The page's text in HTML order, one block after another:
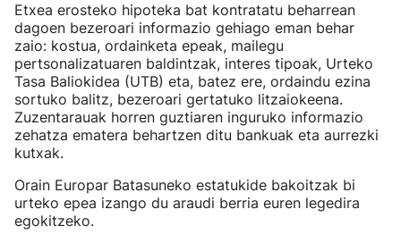
Etxea erosteko hipoteka bat kontratatu beharrean
dagoen bezeroari informazio gehiago eman behar
zaio: kostua, ordainketa epeak, mailegu
pertsonalizatuaren baldintzak, interes tipoak, Urteko
Tasa Baliokidea (UTB) eta, batez ere, ordaindu ezina
sortuko balitz, bezeroari gertatuko litzaiokeena.
Zuzentarauak horren guztiaren inguruko informazio
zehatza ematera behartzen ditu bankuak eta aurrezki
kutxak.
Orain Europar Batasuneko estatukide bakoitzak bi
urteko epea izango du araudi berria euren legedira
egokitzeko.